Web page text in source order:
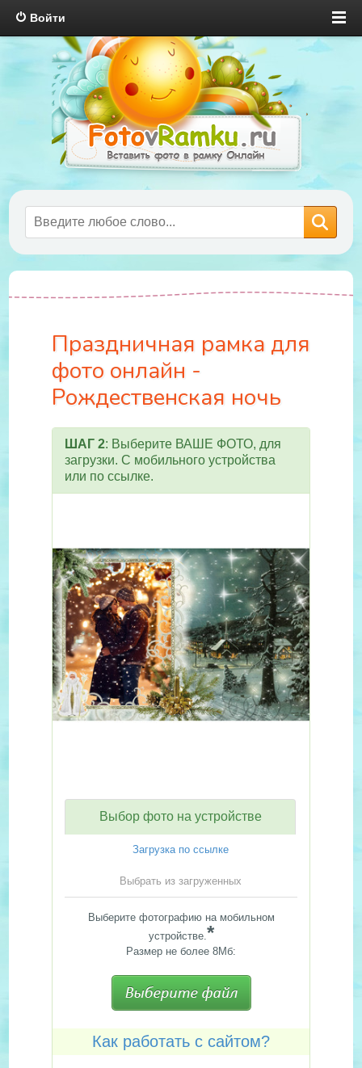
Войти
Праздничная рамка для
фото онлайн -
Рождественская ночь
ШАГ 2: Выберите ВАШЕ ФОТО, для
загрузки. С мобильного устройства
или по ссылке.
Выбор фото на устройстве
Загрузка по ссылке
Выбрать из загруженных
Выберите фотографию на мобильном
устройстве.*
Размер не более 8Мб:
Как работать с сайтом?